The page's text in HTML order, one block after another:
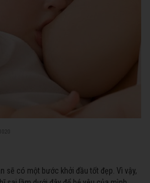
sẽ có một bước khởi đầu tốt đẹp. Vì vậy,